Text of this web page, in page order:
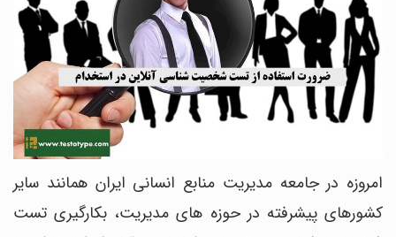
امروزه در جامعه مدیریت منابع انسانی ایران همانند سایر
کشورهای پیشرفته در حوزه‌ های مدیریت، بکارگیری تست